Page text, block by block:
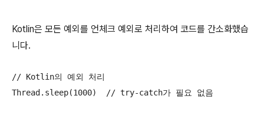
Kotlin은 모든 예외를 언체크 예외로 처리하여 코드를 간소화했습
니다.
// Kotlin의 예외 처리
Thread.sleep(1000)  // try-catch가 필요 없음